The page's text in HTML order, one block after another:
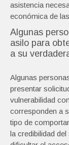
asistencia
económica de
Algunas
asilo para
a su
Algunas
presentar
vulnerabilidad
corresponden a
tipo de
la credibilidad